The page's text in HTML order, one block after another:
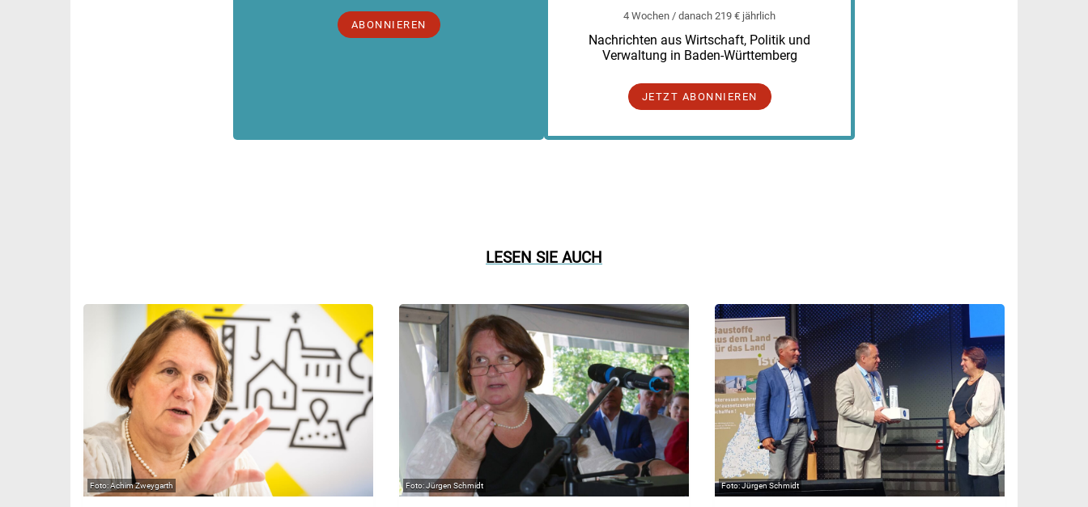
ABONNIEREN
4 Wochen / danach 219 € jährlich
Nachrichten aus Wirtschaft, Politik und
Verwaltung in Baden-Württemberg
JETZT ABONNIEREN
LESEN SIE AUCH
Achim Zweygarth Jürgen Schmidt Jürgen Schmidt